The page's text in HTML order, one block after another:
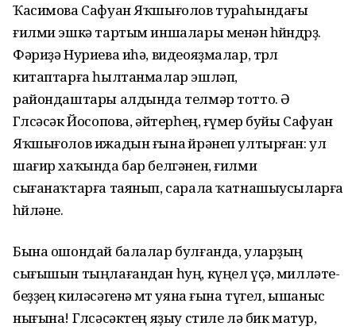
Ҡасимова Сафуан Яҡшығолов тураһындағы
ғилми эшкә тартым иншалары менән һөйөндөрҙө.
Фәриҙә Нуриева иһә, видеояҙмалар, төрлө
китаптарға һылтанмалар эшләп,
райондаштары алдында телмәр тотто. Ә
Гөлсәсәк Йосопова, әйтерһең, ғүмер буйы Сафуан
Яҡшығолов ижадын ғына өйрәнеп ултырған: ул
шағир хаҡында бар белгәнен, ғилми
сығанаҡтарға таянып, сарала ҡатнашыусы­ларға
һөйләне.
Бына ошондай балалар бул­ғанда, уларҙың
сығышын тыңла­ғандан һуң, күңел үҫә, милләте­
беҙҙең киләсәгенә өмөт уяна ғына түгел, ышаныс
нығына! Гөлсәсәк­тең яҙыу стиле лә бик матур,